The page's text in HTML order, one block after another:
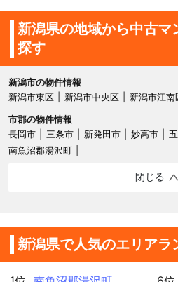
新潟県の地域から中古マ
探す
新潟市の物件情報
新潟市東区
新潟市中央区 新潟市江南
市郡の物件情報
長岡市
三条市 新発田市 妙高市
南魚沼郡湯沢町
閉じる
新潟県で人気のエリアラ